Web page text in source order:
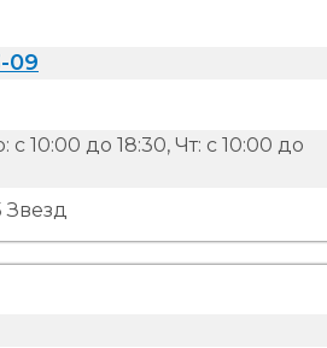
09
с 10:00 до 18:30, Чт: с 10:00 до